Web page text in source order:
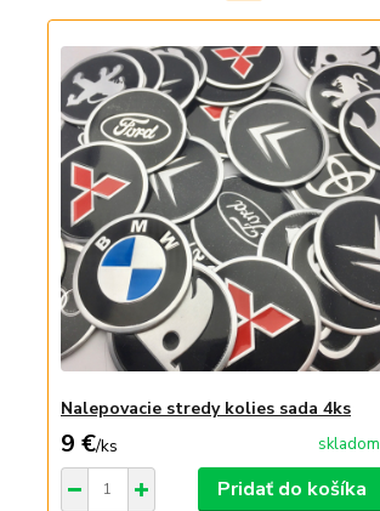
Nalepovacie stredy kolies sada 4ks
9 €/ks skladom
Pridať do košíka